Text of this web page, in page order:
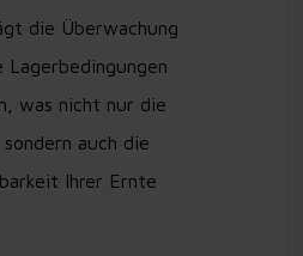
die Überwachung
was nicht nur die
auch die
Ihrer Ernte